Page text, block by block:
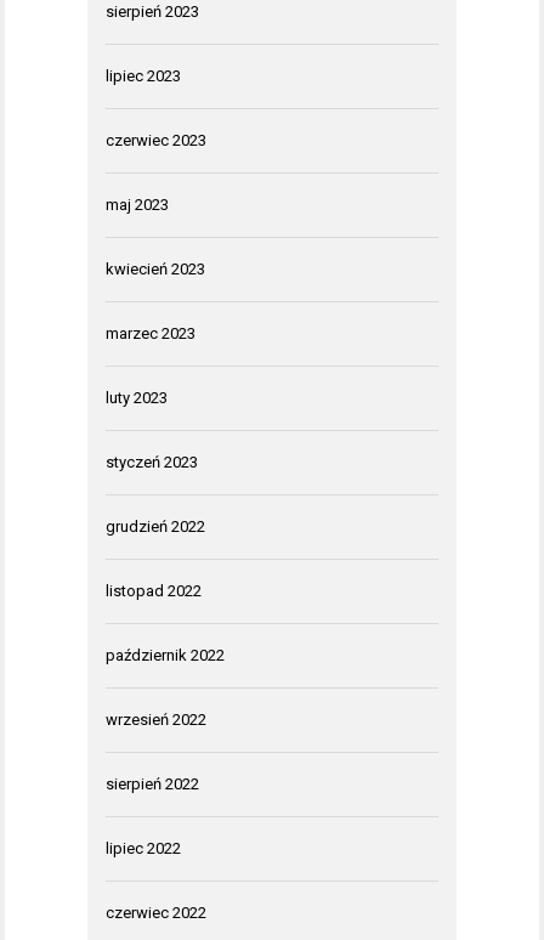
sierpień 2023
lipiec 2023
czerwiec 2023
maj 2023
kwiecień 2023
marzec 2023
luty 2023
styczeń 2023
grudzień 2022
listopad 2022
październik 2022
wrzesień 2022
sierpień 2022
lipiec 2022
czerwiec 2022